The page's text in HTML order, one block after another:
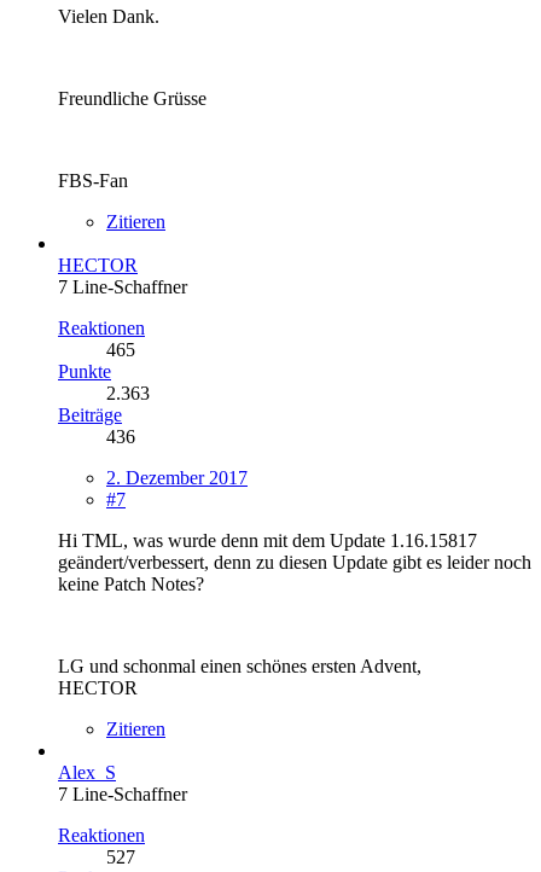
Vielen Dank.
Freundliche Grüsse
FBS-Fan
Zitieren
HECTOR
7 Line-Schaffner
Reaktionen
465
Punkte
2.363
Beiträge
436
2. Dezember 2017
#7
Hi TML, was wurde denn mit dem Update 1.16.15817
geändert/verbessert, denn zu diesen Update gibt es leider noch
keine Patch Notes?
LG und schonmal einen schönes ersten Advent,
HECTOR
Zitieren
Alex_S
7 Line-Schaffner
Reaktionen
527